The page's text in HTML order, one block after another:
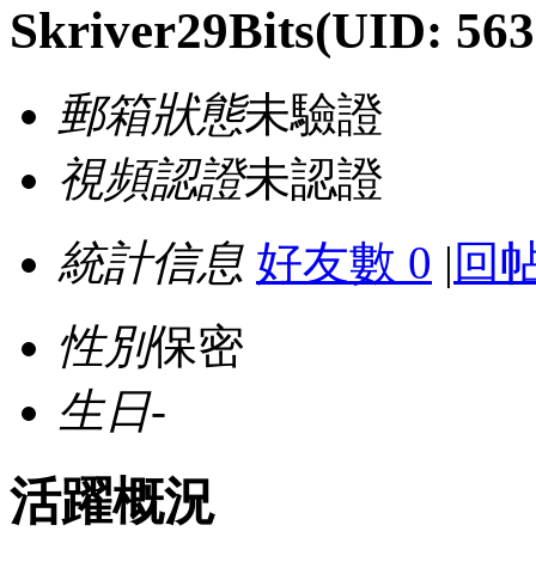
Skriver29Bits(UID:
郵箱狀態未驗證
視頻認證未認證
統計信息 好友數 0 | 回
性別保密
生日-
活躍概況